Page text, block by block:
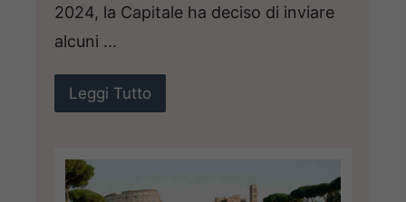
2024, la Capitale ha deciso di inviare
alcuni ...
Leggi Tutto